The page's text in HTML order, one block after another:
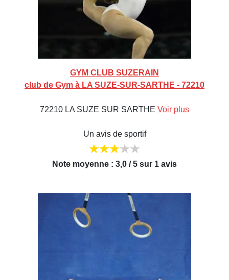
GYM CLUB SUZERAIN
club de Gym à LA SUZE-SUR-SARTHE - 72210
72210 LA SUZE SUR SARTHE Voir plus
Un avis de sportif
Note moyenne : 3,0 / 5 sur 1 avis